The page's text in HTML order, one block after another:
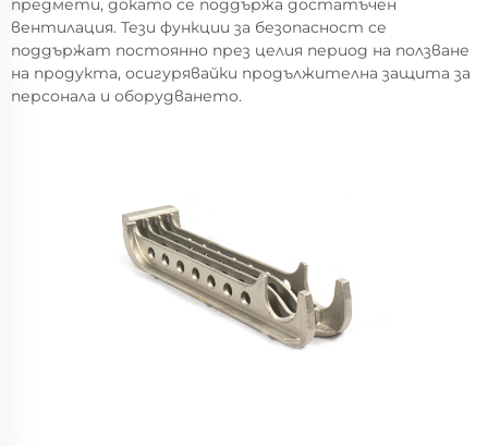
предмети, докато се поддържа достатъчен
вентилация. Тези функции за безопасност се
поддържат постоянно през целия период на ползване
на продукта, осигурявайки продължителна защита за
персонала и оборудването.